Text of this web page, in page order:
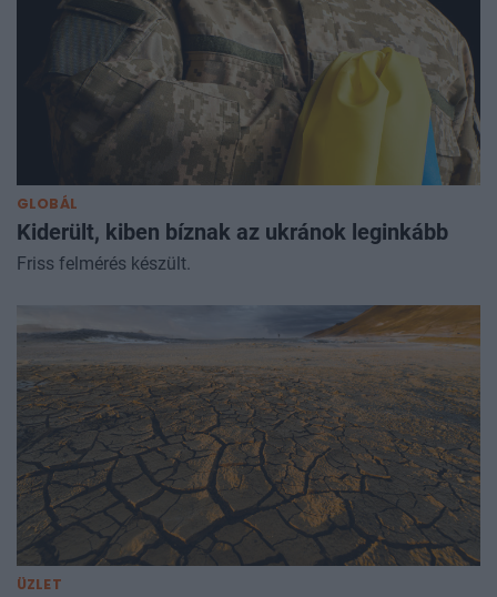
GLOBÁL
Kiderült, kiben bíznak az ukránok leginkább
Friss felmérés készült.
ÜZLET